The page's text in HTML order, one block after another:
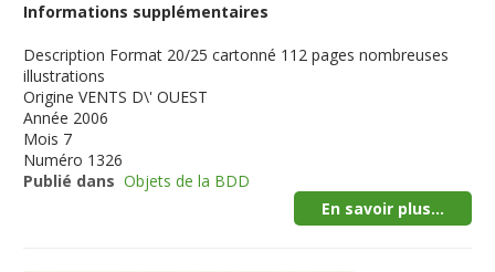
Informations supplémentaires
Description Format 20/25 cartonné 112 pages nombreuses
illustrations
Origine VENTS D\' OUEST
Année 2006
Mois 7
Numéro 1326
Publié dans Objets de la BDD
En savoir plus...